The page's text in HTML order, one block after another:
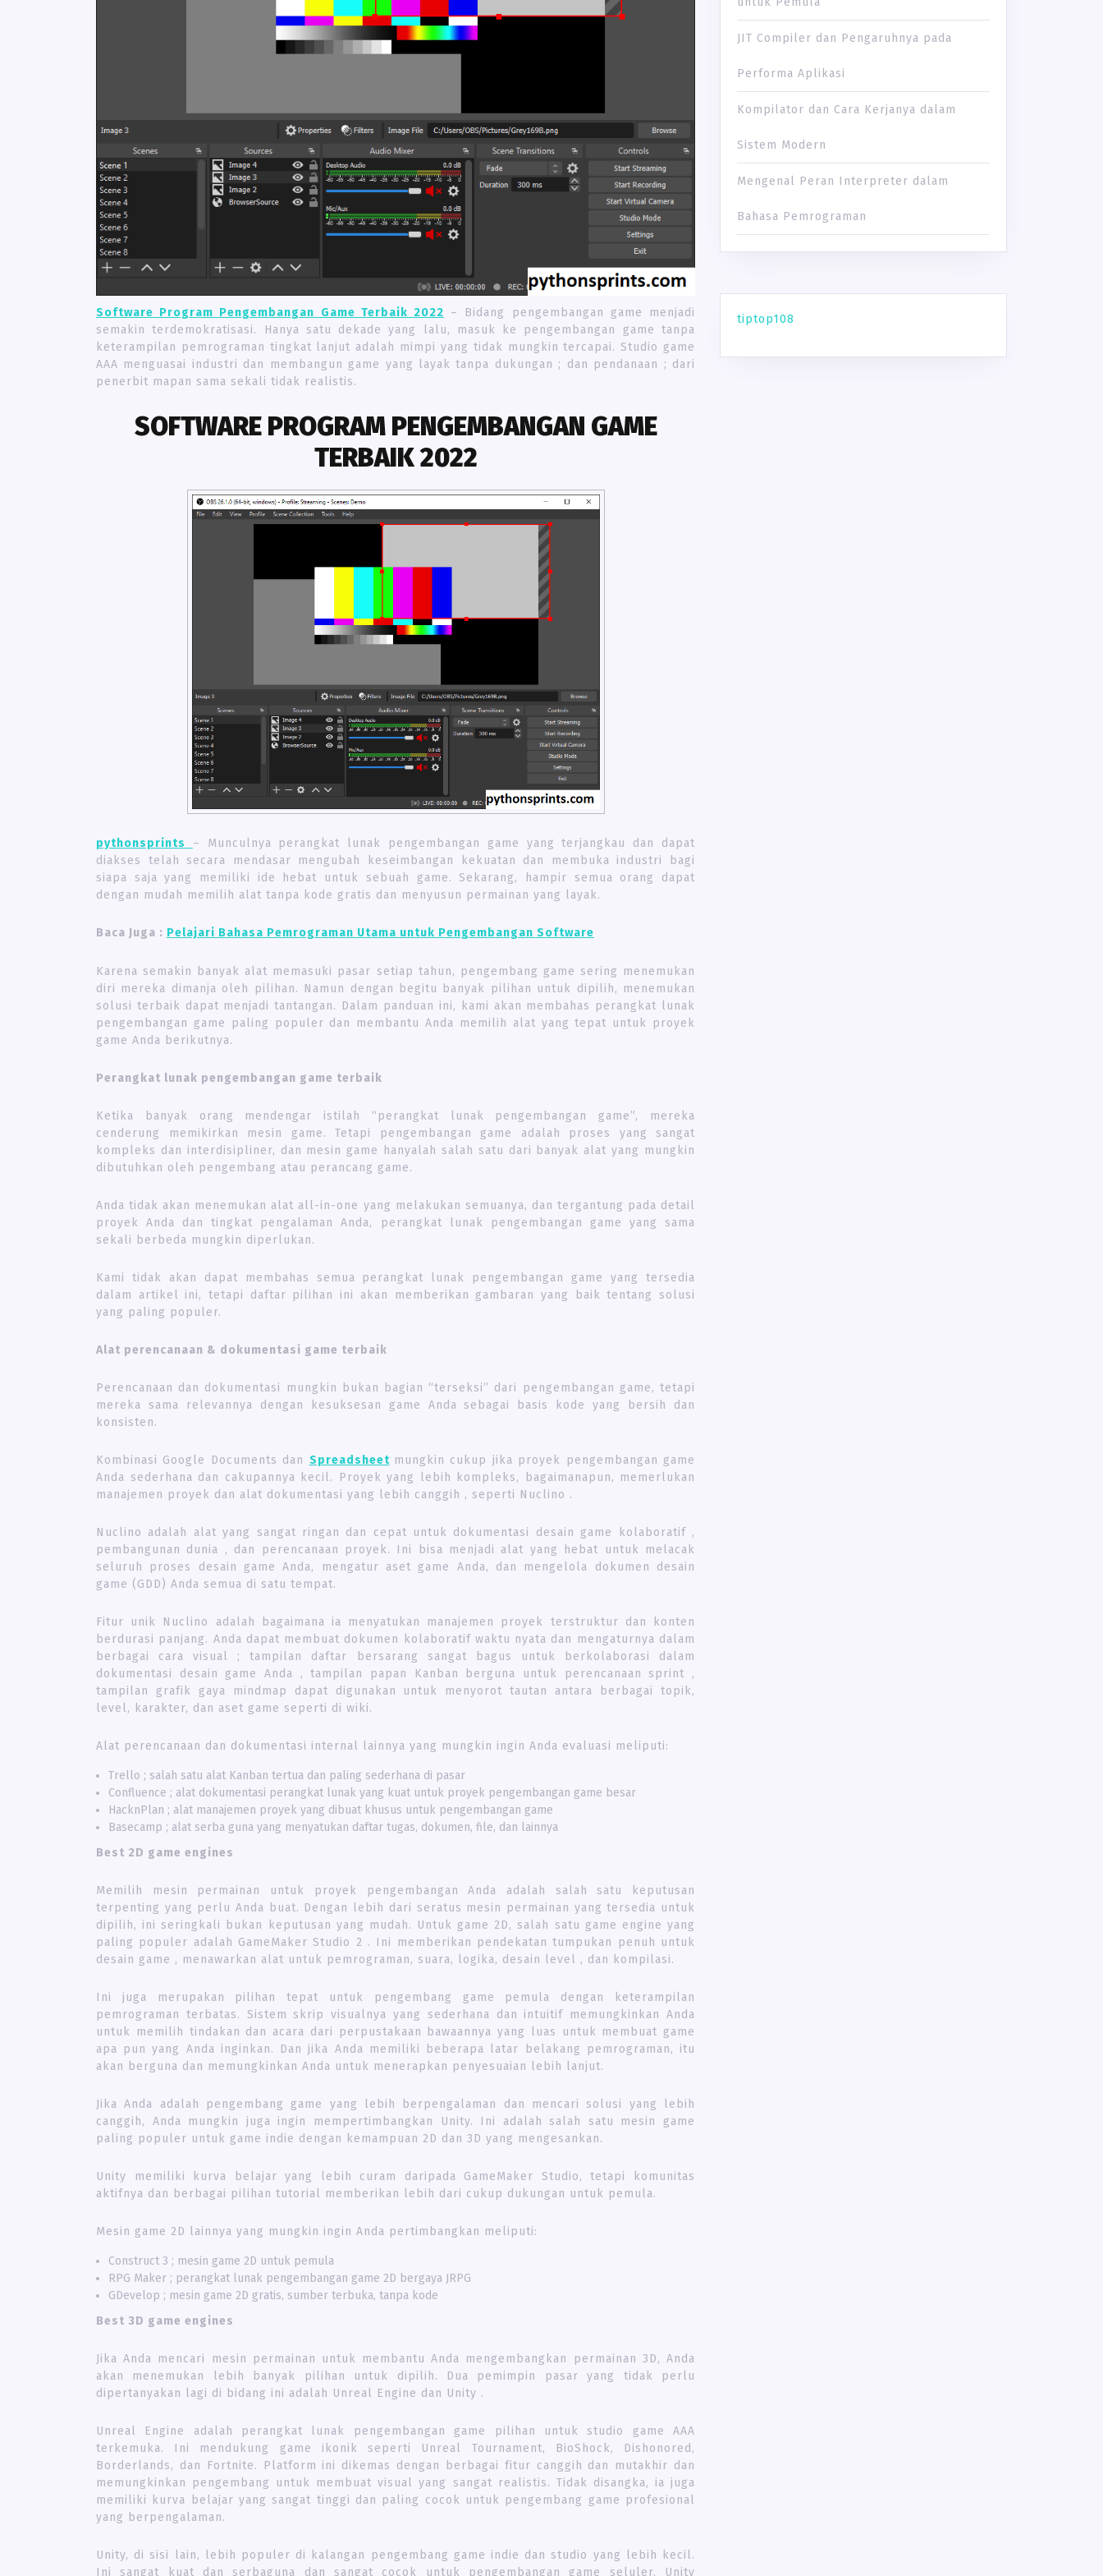
Software Program Pengembangan Game Terbaik 2022 – Bidang pengembangan game menjadi
semakin terdemokratisasi. Hanya satu dekade yang lalu, masuk ke pengembangan game tanpa
keterampilan pemrograman tingkat lanjut adalah mimpi yang tidak mungkin tercapai. Studio game
AAA menguasai industri dan membangun game yang layak tanpa dukungan ; dan pendanaan ; dari
penerbit mapan sama sekali tidak realistis.
SOFTWARE PROGRAM PENGEMBANGAN GAME
TERBAIK 2022
pythonsprints
– Munculnya perangkat lunak pengembangan game yang terjangkau dan dapat
diakses telah secara mendasar mengubah keseimbangan kekuatan dan membuka industri bagi
siapa saja yang memiliki ide hebat untuk sebuah game. Sekarang, hampir semua orang dapat
dengan mudah memilih alat tanpa kode gratis dan menyusun permainan yang layak.
Baca Juga : Pelajari Bahasa Pemrograman Utama untuk Pengembangan Software
Karena semakin banyak alat memasuki pasar setiap tahun, pengembang game sering menemukan
diri mereka dimanja oleh pilihan. Namun dengan begitu banyak pilihan untuk dipilih, menemukan
solusi terbaik dapat menjadi tantangan. Dalam panduan ini, kami akan membahas perangkat lunak
pengembangan game paling populer dan membantu Anda memilih alat yang tepat untuk proyek
game Anda berikutnya.
Perangkat lunak pengembangan game terbaik
Ketika banyak orang mendengar istilah “perangkat lunak pengembangan game”, mereka
cenderung memikirkan mesin game. Tetapi pengembangan game adalah proses yang sangat
kompleks dan interdisipliner, dan mesin game hanyalah salah satu dari banyak alat yang mungkin
dibutuhkan oleh pengembang atau perancang game.
Anda tidak akan menemukan alat all-in-one yang melakukan semuanya, dan tergantung pada detail
proyek Anda dan tingkat pengalaman Anda, perangkat lunak pengembangan game yang sama
sekali berbeda mungkin diperlukan.
Kami tidak akan dapat membahas semua perangkat lunak pengembangan game yang tersedia
dalam artikel ini, tetapi daftar pilihan ini akan memberikan gambaran yang baik tentang solusi
yang paling populer.
Alat perencanaan & dokumentasi game terbaik
Perencanaan dan dokumentasi mungkin bukan bagian “terseksi” dari pengembangan game, tetapi
mereka sama relevannya dengan kesuksesan game Anda sebagai basis kode yang bersih dan
konsisten.
Kombinasi Google Documents dan Spreadsheet mungkin cukup jika proyek pengembangan game
Anda sederhana dan cakupannya kecil. Proyek yang lebih kompleks, bagaimanapun, memerlukan
manajemen proyek dan alat dokumentasi yang lebih canggih , seperti Nuclino .
Nuclino adalah alat yang sangat ringan dan cepat untuk dokumentasi desain game kolaboratif ,
pembangunan dunia , dan perencanaan proyek. Ini bisa menjadi alat yang hebat untuk melacak
seluruh proses desain game Anda, mengatur aset game Anda, dan mengelola dokumen desain
game (GDD) Anda semua di satu tempat.
Fitur unik Nuclino adalah bagaimana ia menyatukan manajemen proyek terstruktur dan konten
berdurasi panjang. Anda dapat membuat dokumen kolaboratif waktu nyata dan mengaturnya dalam
berbagai cara visual ; tampilan daftar bersarang sangat bagus untuk berkolaborasi dalam
dokumentasi desain game Anda , tampilan papan Kanban berguna untuk perencanaan sprint ,
tampilan grafik gaya mindmap dapat digunakan untuk menyorot tautan antara berbagai topik,
level, karakter, dan aset game seperti di wiki.
Alat perencanaan dan dokumentasi internal lainnya yang mungkin ingin Anda evaluasi meliputi:
Trello ; salah satu alat Kanban tertua dan paling sederhana di pasar
Confluence ; alat dokumentasi perangkat lunak yang kuat untuk proyek pengembangan game besar
HacknPlan ; alat manajemen proyek yang dibuat khusus untuk pengembangan game
Basecamp ; alat serba guna yang menyatukan daftar tugas, dokumen, file, dan lainnya
Best 2D game engines
Memilih mesin permainan untuk proyek pengembangan Anda adalah salah satu keputusan
terpenting yang perlu Anda buat. Dengan lebih dari seratus mesin permainan yang tersedia untuk
dipilih, ini seringkali bukan keputusan yang mudah. Untuk game 2D, salah satu game engine yang
paling populer adalah GameMaker Studio 2 . Ini memberikan pendekatan tumpukan penuh untuk
desain game , menawarkan alat untuk pemrograman, suara, logika, desain level , dan kompilasi.
Ini juga merupakan pilihan tepat untuk pengembang game pemula dengan keterampilan
pemrograman terbatas. Sistem skrip visualnya yang sederhana dan intuitif memungkinkan Anda
untuk memilih tindakan dan acara dari perpustakaan bawaannya yang luas untuk membuat game
apa pun yang Anda inginkan. Dan jika Anda memiliki beberapa latar belakang pemrograman, itu
akan berguna dan memungkinkan Anda untuk menerapkan penyesuaian lebih lanjut.
Jika Anda adalah pengembang game yang lebih berpengalaman dan mencari solusi yang lebih
canggih, Anda mungkin juga ingin mempertimbangkan Unity. Ini adalah salah satu mesin game
paling populer untuk game indie dengan kemampuan 2D dan 3D yang mengesankan.
Unity memiliki kurva belajar yang lebih curam daripada GameMaker Studio, tetapi komunitas
aktifnya dan berbagai pilihan tutorial memberikan lebih dari cukup dukungan untuk pemula.
Mesin game 2D lainnya yang mungkin ingin Anda pertimbangkan meliputi:
Construct 3 ; mesin game 2D untuk pemula
RPG Maker ; perangkat lunak pengembangan game 2D bergaya JRPG
GDevelop ; mesin game 2D gratis, sumber terbuka, tanpa kode
Best 3D game engines
Jika Anda mencari mesin permainan untuk membantu Anda mengembangkan permainan 3D, Anda
akan menemukan lebih banyak pilihan untuk dipilih. Dua pemimpin pasar yang tidak perlu
dipertanyakan lagi di bidang ini adalah Unreal Engine dan Unity .
Unreal Engine adalah perangkat lunak pengembangan game pilihan untuk studio game AAA
terkemuka. Ini mendukung game ikonik seperti Unreal Tournament, BioShock, Dishonored,
Borderlands, dan Fortnite. Platform ini dikemas dengan berbagai fitur canggih dan mutakhir dan
memungkinkan pengembang untuk membuat visual yang sangat realistis. Tidak disangka, ia juga
memiliki kurva belajar yang sangat tinggi dan paling cocok untuk pengembang game profesional
yang berpengalaman.
Unity, di sisi lain, lebih populer di kalangan pengembang game indie dan studio yang lebih kecil.
Ini sangat kuat dan serbaguna dan sangat cocok untuk pengembangan game seluler. Unity
JIT Compiler dan Pengaruhnya pada
Performa Aplikasi
Kompilator dan Cara Kerjanya dalam
Sistem Modern
Mengenal Peran Interpreter dalam
Bahasa Pemrograman
tiptop108